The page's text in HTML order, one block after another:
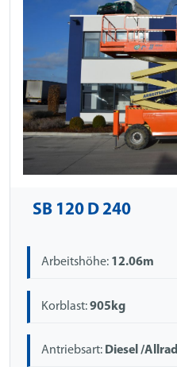
SB 120 D 240
Arbeitshöhe: 12.06m
Korblast:905kg
Antriebsart: Diesel /Allrad